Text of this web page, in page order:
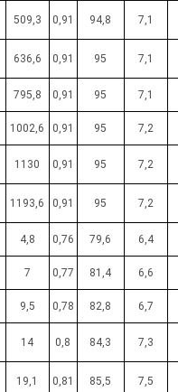
509,3 0,91 94,8 7,1
636,6 0,91 95 7,1
795,8 0,91 95 7,1
1002,6 0,91 95
7,2
1130 0,91 95 7,2
1193,6 0,91 95 7,2
4,8 0,76 79,6 6,4
7 0,77 81,4 6,6
9,5 0,78 82,8
6,7
14 0,8 84,3 7,3
19,1 0,81 85,5 7,5